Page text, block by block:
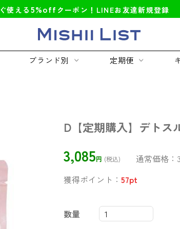
使える 5%off クーポン！LINEお友達新規登録
ブランド別 定期便
D【定期購入】デトス
3,085円 (税込) 通常価格：
獲得ポイント： 57pt
数量